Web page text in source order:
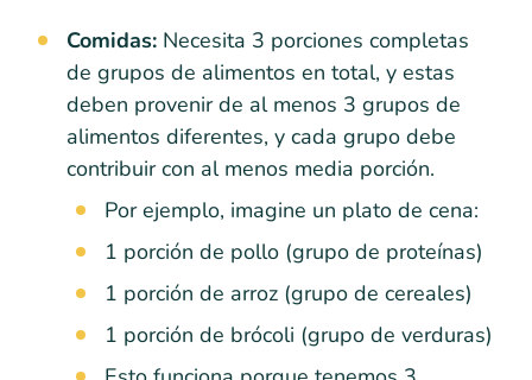
Comidas: Necesita 3 porciones completas
de grupos de alimentos en total, y estas
deben provenir de al menos 3 grupos de
alimentos diferentes, y cada grupo debe
contribuir con al menos media porción.
Por ejemplo, imagine un plato de cena:
1 porción de pollo (grupo de proteínas)
1 porción de arroz (grupo de cereales)
1 porción de brócoli (grupo de verduras)